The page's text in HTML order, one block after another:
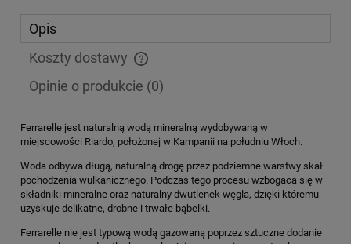
Opis
Koszty dostawy
Cena nie zawiera ewentualnych kosztów płatności
Opinie o produkcie (0)
Ferrarelle jest naturalną wodą mineralną wydobywaną w
miejscowości Riardo, położonej w Kampanii na południu Włoch.
Woda odbywa długą, naturalną drogę przez podziemne warstwy skał
pochodzenia wulkanicznego. Podczas tego procesu wzbogaca się w
składniki mineralne oraz naturalny dwutlenek węgla, dzięki któremu
uzyskuje delikatne, drobne i trwałe bąbelki.
Ferrarelle nie jest typową wodą gazowaną poprzez sztuczne dodanie